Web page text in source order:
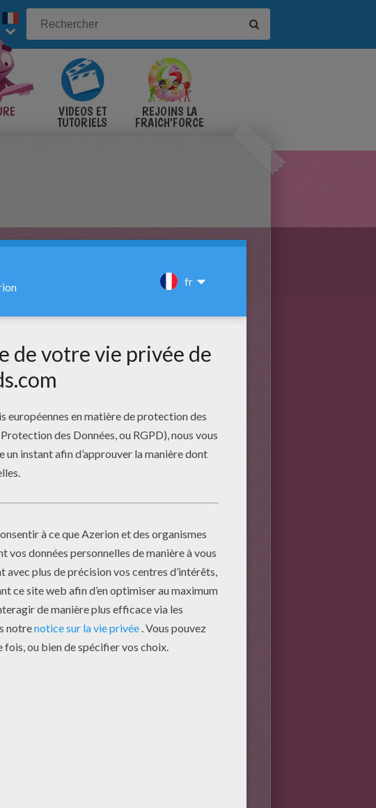
VIDÉOS ET
TUTORIELS
REJOINS LA
FRAICH'FORCE
fond regorge de mystères naturels.
dans le gouffre que l'on découvre
Une balade en bateau vous
découvrir tous les recoins de la
entoure.